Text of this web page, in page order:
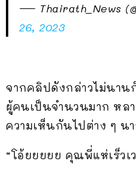
— Thairath_News
26, 2023
จากคลิปดังกล่าวไม่นาน
ผู้คนเป็นจำนวนมาก หล
ความเห็นกันไปต่าง ๆ น
“โอ้ยยยยย คุณพี่แห่เร็วเ